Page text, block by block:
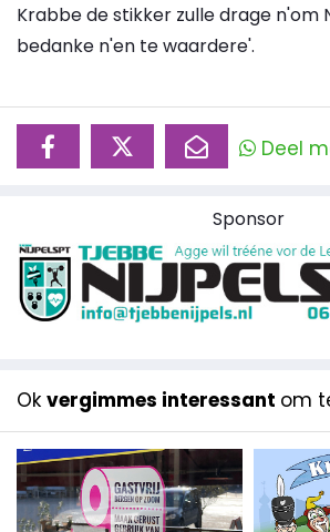
Krabbe de stikker zulle drage n'om
bedanke n'en te waardere'.
Deel
Sponsor
Ok vergimmes interessant om